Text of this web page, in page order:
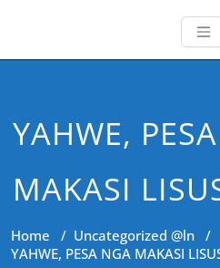
YAHWE,
MAKASI
Home / Uncategorized @ln /
YAHWE, PESA NGA MAKASI